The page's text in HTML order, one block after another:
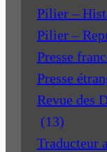
Pilier –
Pilier –
Presse
Presse
Revue des
(13)
Traducteur